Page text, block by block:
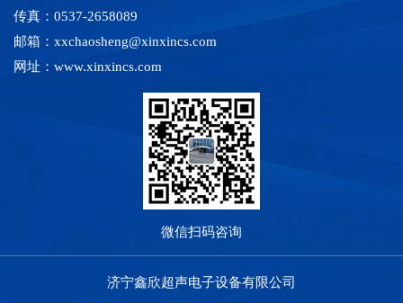
传真：0537-2658089
邮箱：xxchaosheng@xinxincs.com
网址：www.xinxincs.com
微信扫码咨询
济宁鑫欣超声电子设备有限公司